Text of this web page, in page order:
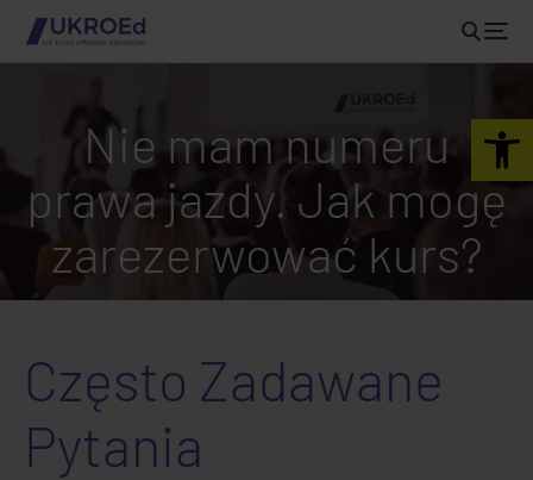
Nie mam numeru
prawa jazdy. Jak mogę
zarezerwować kurs?
Często Zadawane
Pytania